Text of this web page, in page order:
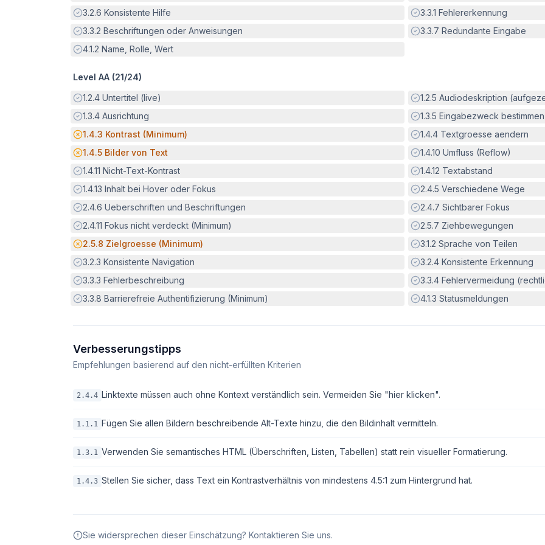
Erfüllt:
3.2.6 Konsistente Hilfe Erfüllt:
3.3.1 Fehlererkennung
Erfüllt:
3.3.2 Beschriftungen oder Anweisungen Erfüllt:
3.3.7 Redundante Eingabe
Erfüllt:
4.1.2 Name, Rolle, Wert
Level AA (21/24)
Erfüllt:
1.2.4 Untertitel (live) Erfüllt:
1.2.5 Audiodeskription
Erfüllt:
1.3.4 Ausrichtung Erfüllt:
1.3.5 Eingabezweck bestimmen
Potenzielle Barriere:
1.4.3 Kontrast (Minimum) Erfüllt:
1.4.4 Textgroesse aendern
Potenzielle Barriere:
1.4.5 Bilder von Text Erfüllt:
1.4.10 Umfluss (Reflow)
Erfüllt:
1.4.11 Nicht-Text-Kontrast Erfüllt:
1.4.12 Textabstand
Erfüllt:
1.4.13 Inhalt bei Hover oder Fokus Erfüllt:
2.4.5 Verschiedene Wege
Erfüllt:
2.4.6 Ueberschriften und Beschriftungen Erfüllt:
2.4.7 Sichtbarer Fokus
Erfüllt:
2.4.11 Fokus nicht verdeckt (Minimum) Erfüllt:
2.5.7 Ziehbewegungen
Potenzielle Barriere:
2.5.8 Zielgroesse (Minimum) Erfüllt:
3.1.2 Sprache von Teilen
Erfüllt:
3.2.3 Konsistente Navigation Erfüllt:
3.2.4 Konsistente Erkennung
Erfüllt:
3.3.3 Fehlerbeschreibung Erfüllt:
3.3.4 Fehlervermeidung
Erfüllt:
3.3.8 Barrierefreie Authentifizierung (Minimum) Erfüllt:
4.1.3 Statusmeldungen
Verbesserungstipps
Empfehlungen basierend auf den nicht-erfüllten Kriterien
2.4.4 Linktexte müssen auch ohne Kontext verständlich sein. Vermeiden Sie "hier klicken".
1.1.1 Fügen Sie allen Bildern beschreibende Alt-Texte hinzu, die den Bildinhalt vermitteln.
1.3.1 Verwenden Sie semantisches HTML (Überschriften, Listen, Tabellen) statt rein visueller Formatierung.
1.4.3 Stellen Sie sicher, dass Text ein Kontrastverhältnis von mindestens 4.5:1 zum Hintergrund hat.
Sie widersprechen dieser Einschätzung? Kontaktieren Sie uns.